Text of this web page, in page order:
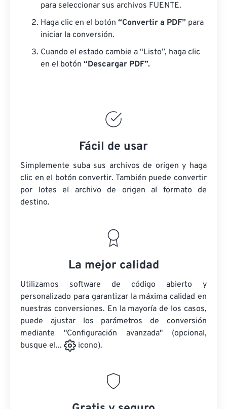
para seleccionar sus archivos FUENTE.
Haga clic en el botón “Convertir a PDF” para
iniciar la conversión.
Cuando el estado cambie a “Listo”, haga clic
en el botón “Descargar PDF”.
Fácil de usar
Simplemente suba sus archivos de origen y haga
clic en el botón convertir. También puede convertir
por lotes el archivo de origen al formato de
destino.
La mejor calidad
Utilizamos software de código abierto y
personalizado para garantizar la máxima calidad en
nuestras conversiones. En la mayoría de los casos,
puede ajustar los parámetros de conversión
mediante "Configuración avanzada" (opcional,
busque el...
icono).